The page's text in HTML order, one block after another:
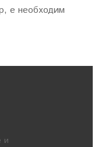
е необходим
и